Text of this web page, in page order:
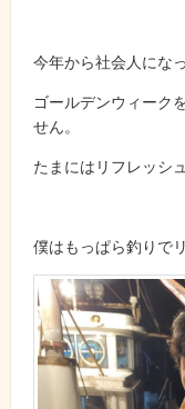
今年から社会人にな
ゴールデンウィーク
せん。
たまにはリフレッシ
僕はもっぱら釣りで